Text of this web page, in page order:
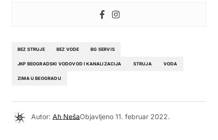
BEZ STRUJE BEZ VODE BG SERVIS
JKP BEOGRADSKI VODOVOD I KANALIZACIJA STRUJA VODA
ZIMA U BEOGRADU
Autor: Ah NešaObjavljeno 11. februar 2022.